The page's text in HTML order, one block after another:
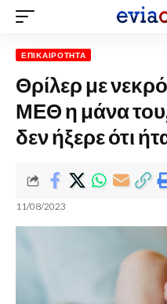
ΕΠΙΚΑΙΡΌΤΗΤΑ
Θρίλερ με
ΜΕΘ η μάνα του,
δεν ήξερε ότι
11/08/2023